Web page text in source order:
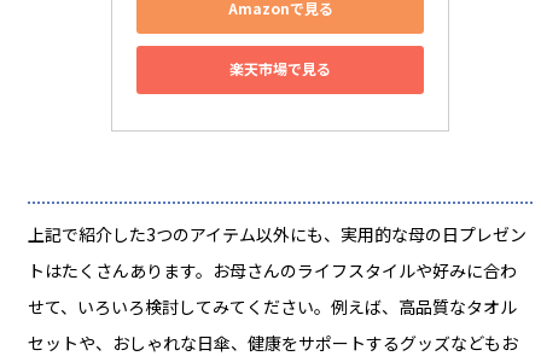
Amazonで見る
楽天市場で見る
上記で紹介した3つのアイテム以外にも、実用的な母の日プレゼン
トはたくさんあります。お母さんのライフスタイルや好みに合わ
せて、いろいろ検討してみてください。例えば、高品質なタオル
セットや、おしゃれな日傘、健康をサポートするグッズなどもお